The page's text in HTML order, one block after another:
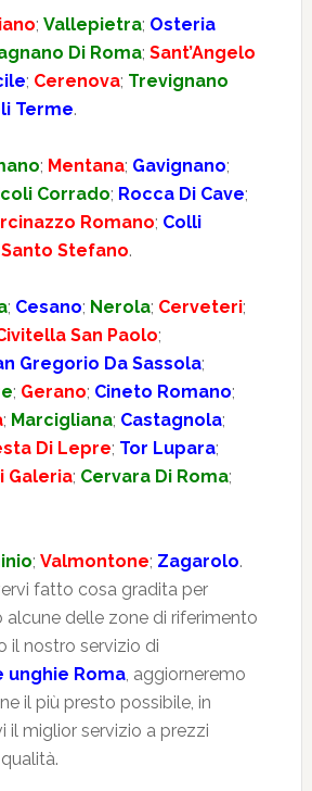
; Vallepietra; Osteria
Di Roma; Sant’Angelo
; Cerenova; Trevignano
Terme.
; Mentana; Gavignano;
Corrado; Rocca Di Cave;
Romano; Colli
Stefano.
; Cesano; Nerola; Cerveteri;
San Paolo;
Gregorio Da Sassola;
; Gerano; Cineto Romano;
; Marcigliana; Castagnola;
Di Lepre; Tor Lupara;
Galeria; Cervara Di Roma;
; Valmontone; Zagarolo.
fatto cosa gradita per
alcune delle zone di riferimento
il nostro servizio di
unghie Roma, aggiorneremo
il più presto possibile, in
il miglior servizio a prezzi